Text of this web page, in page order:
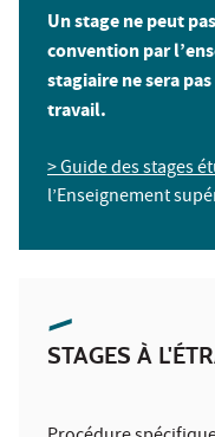
Un stage ne peut
convention par
stagiaire ne sera
travail.
> Guide des stages
l’Enseignement
STAGES À